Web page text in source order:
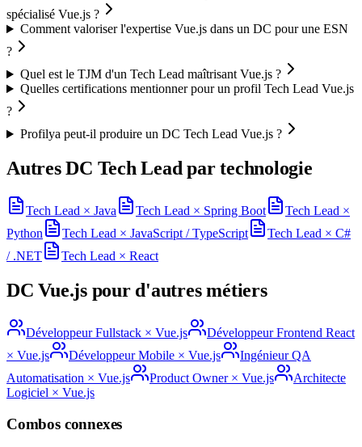
spécialisé Vue.js ?
Comment valoriser l'expertise Vue.js dans un DC pour une ESN
?
Quel est le TJM d'un Tech Lead maîtrisant Vue.js ?
Quelles certifications mentionner pour un profil Tech Lead Vue.js
?
Profilya peut-il produire un DC Tech Lead Vue.js ?
Autres DC Tech Lead par technologie
Tech Lead × Java Tech Lead × Spring Boot Tech Lead ×
Python
Tech Lead × JavaScript / TypeScript Tech Lead × C#
/ .NET
Tech Lead × React
DCVue.jspour d'autres métiers
Développeur Fullstack × Vue.js
Développeur Frontend React
× Vue.js Développeur Mobile × Vue.js
Ingénieur QA
Automatisation × Vue.js Product Owner× Vue.js
Architecte
Logiciel × Vue.js
Combos connexes